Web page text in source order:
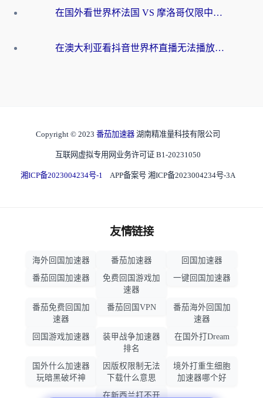
在国外看世界杯法国 VS 摩洛哥仅限中国大陆？别让地域限制拦下你的欢呼
在澳大利亚看抖音世界杯直播无法播放？海外党体育观赛终极指南来了！
Copyright © 2023 番茄加速器 湖南精准量科技有限公司
互联网虚拟专用网业务许可证 B1-20231050
湘ICP备2023004234号-1 APP备案号 湘ICP备2023004234号-3A
友情链接
海外回国加速器 番茄加速器
回国加速器
番茄回国加速器
免费回国游戏加
速器
一键回国加速器
番茄免费回国加
速器
番茄回国VPN
番茄海外回国加
速器
回国游戏加速器
装甲战争加速器
排名
在国外打Dream
国外什么加速器
玩暗黑破坏神
因版权限制无法
下载什么意思
境外打重生细胞
加速器哪个好
在新西兰打不开